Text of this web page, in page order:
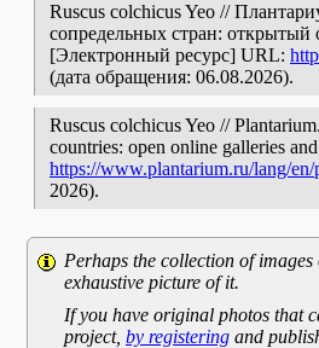
Ruscus colchicus Yeo //
сопредельных стран: открытый
[Электронный ресурс] URL:
(дата обращения: 06.08.2026).
Ruscus colchicus Yeo //
countries: open online galleries
https://www.plantarium.ru/lang/
2026).
Perhaps the collection of
exhaustive picture of it.
If you have original photos that
project, by registering and